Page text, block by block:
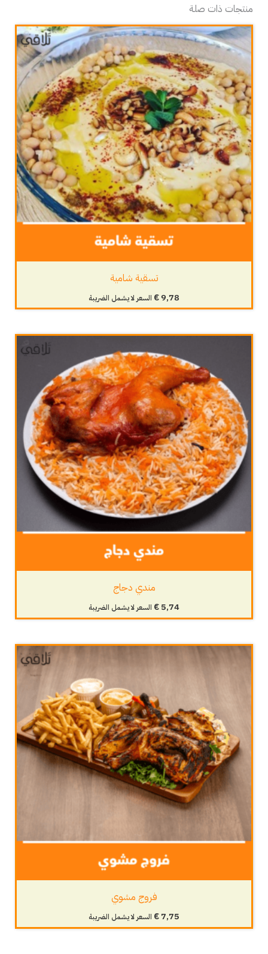
منتجات ذات صلة
تسقية شامية
€9,78 السعر لا يشمل الضريبة
مندي دجاج
€5,74 السعر لا يشمل الضريبة
فروج مشوي
€7,75 السعر لا يشمل الضريبة